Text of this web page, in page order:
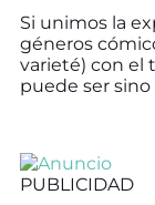
Si unimos la
géneros
varieté) con el
puede ser
PUBLICIDAD